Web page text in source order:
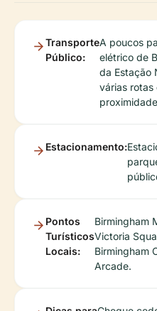
Transporte
Público:
A poucos
elétrico de
da Estação
várias rotas
Estacionamento:
Pontos
Turísticos
Locais:
Birmingham
Victoria
Birmingham
Arcade.